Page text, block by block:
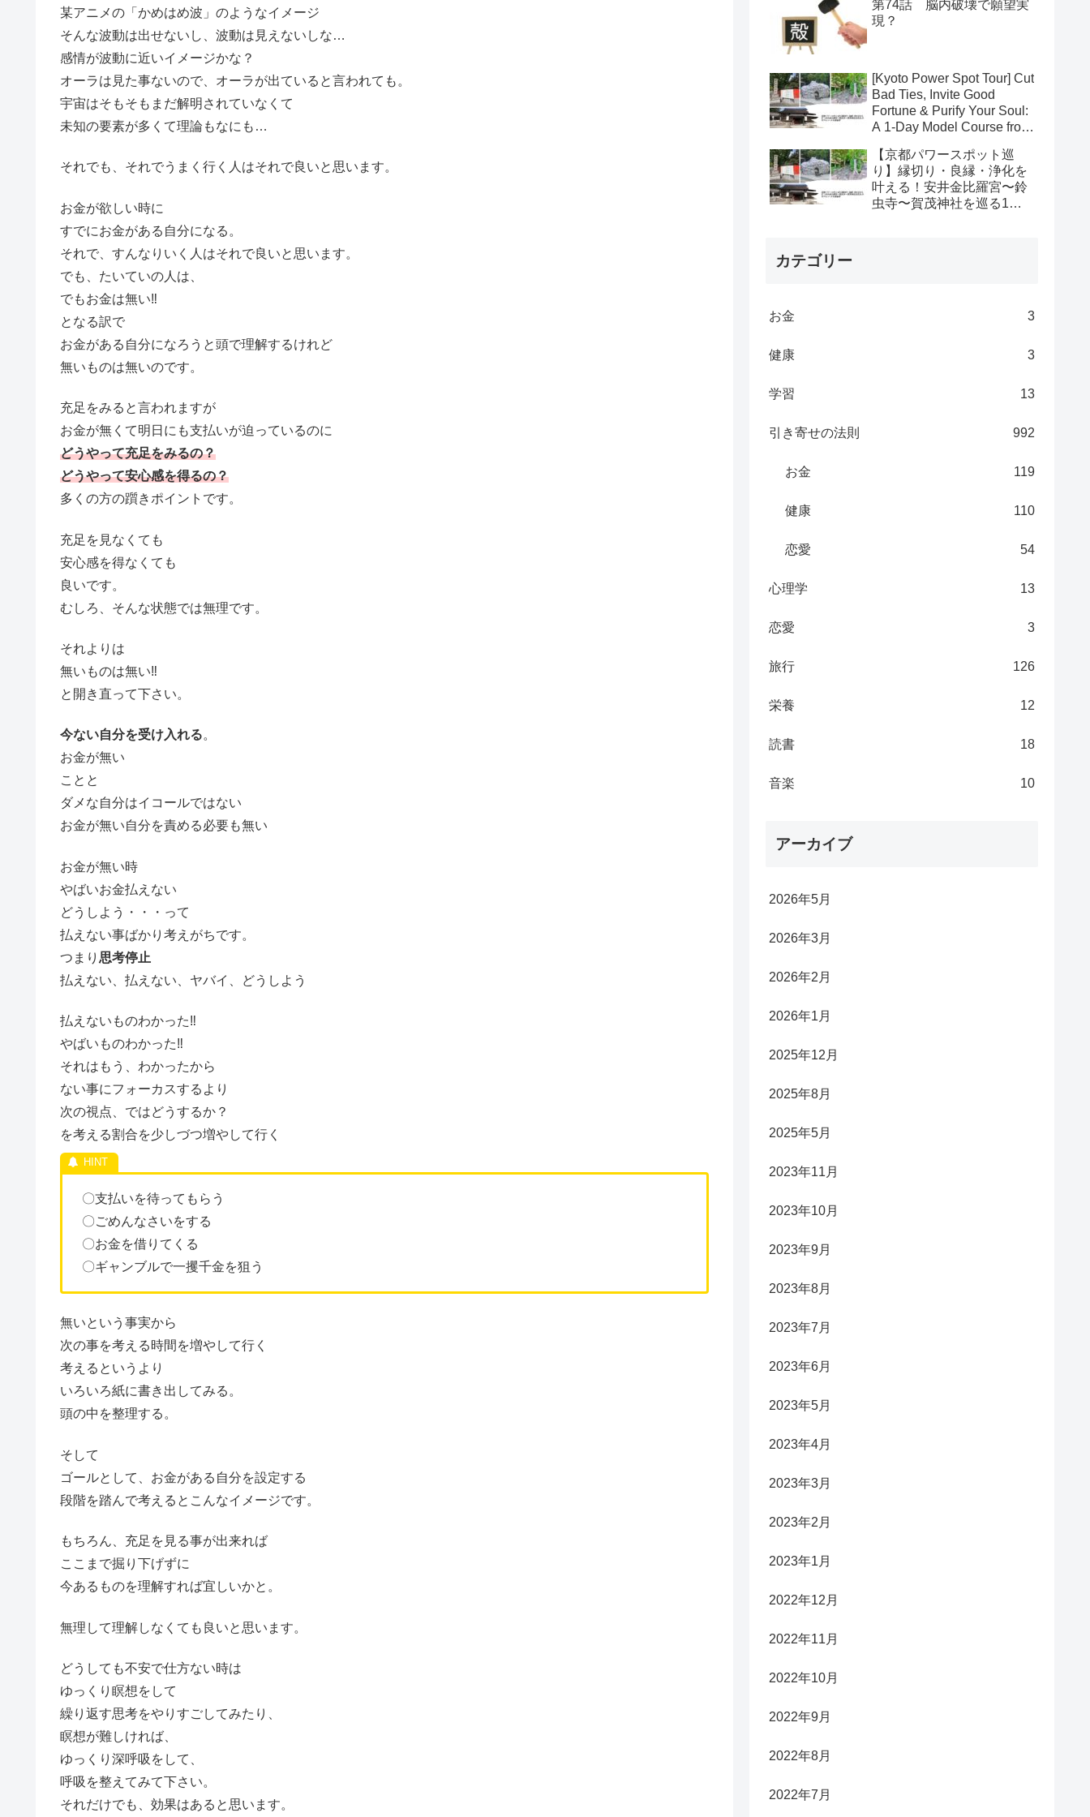
某アニメの「かめはめ波」のようなイメージ
そんな波動は出せないし、波動は見えないしな…
感情が波動に近いイメージかな？
オーラは見た事ないので、オーラが出ていると言われても。
宇宙はそもそもまだ解明されていなくて
未知の要素が多くて理論もなにも…
それでも、それでうまく行く人はそれで良いと思います。
お金が欲しい時に
すでにお金がある自分になる。
それで、すんなりいく人はそれで良いと思います。
でも、たいていの人は、
でもお金は無い‼
となる訳で
お金がある自分になろうと頭で理解するけれど
無いものは無いのです。
充足をみると言われますが
お金が無くて明日にも支払いが迫っているのに
どうやって充足をみるの？
どうやって安心感を得るの？
多くの方の躓きポイントです。
充足を見なくても
安心感を得なくても
良いです。
むしろ、そんな状態では無理です。
それよりは
無いものは無い‼
と開き直って下さい。
今ない自分を受け入れる。
お金が無い
ことと
ダメな自分はイコールではない
お金が無い自分を責める必要も無い
お金が無い時
やばいお金払えない
どうしよう・・・って
払えない事ばかり考えがちです。
つまり 思考停止
払えない、払えない、ヤバイ、どうしよう
払えないものわかった‼
やばいものわかった‼
それはもう、わかったから
ない事にフォーカスするより
次の視点、ではどうするか？
を考える割合を少しづつ増やして行く
〇支払いを待ってもらう
〇ごめんなさいをする
〇お金を借りてくる
〇ギャンブルで一攫千金を狙う
無いという事実から
次の事を考える時間を増やして行く
考えるというより
いろいろ紙に書き出してみる。
頭の中を整理する。
そして
ゴールとして、お金がある自分を設定する
段階を踏んで考えるとこんなイメージです。
もちろん、充足を見る事が出来れば
ここまで掘り下げずに
今あるものを理解すれば宜しいかと。
無理して理解しなくても良いと思います。
どうしても不安で仕方ない時は
ゆっくり瞑想をして
繰り返す思考をやりすごしてみたり、
瞑想が難しければ、
ゆっくり深呼吸をして、
呼吸を整えてみて下さい。
それだけでも、効果はあると思います。
第74話 脳内破壊で願望実
現？
[Kyoto Power Spot Tour] Cut
Bad Ties, Invite Good
Fortune & Purify Your Soul:
A 1-Day Model Course from
Suzumushi-dera to Kamo
Shrines
【京都パワースポット巡
り】縁切り・良縁・浄化を
叶える！安井金比羅宮〜鈴
虫寺〜賀茂神社を巡る1日
カテゴリー
お金 3
健康 3
学習 13
引き寄せの法則 992
お金 119
健康 110
恋愛 54
心理学 13
恋愛 3
旅行 126
栄養 12
読書 18
音楽 10
アーカイブ
2026年5月
2026年3月
2026年2月
2026年1月
2025年12月
2025年8月
2025年5月
2023年11月
2023年10月
2023年9月
2023年8月
2023年7月
2023年6月
2023年5月
2023年4月
2023年3月
2023年2月
2023年1月
2022年12月
2022年11月
2022年10月
2022年9月
2022年8月
2022年7月